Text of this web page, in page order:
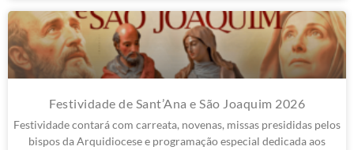
Festividade de Sant’Ana e São Joaquim 2026
Festividade contará com carreata, novenas, missas presididas pelos
bispos da Arquidiocese e programação especial dedicada aos